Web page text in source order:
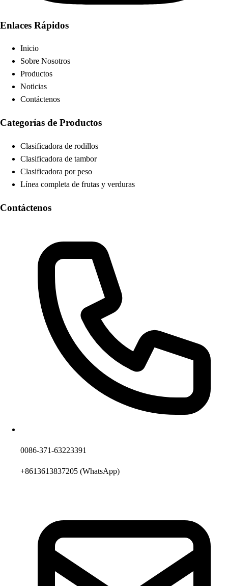
Enlaces Rápidos
Inicio
Sobre Nosotros
Productos
Noticias
Contáctenos
Categorías de Productos
Clasificadora de rodillos
Clasificadora de tambor
Clasificadora por peso
Línea completa de frutas y verduras
Contáctenos
0086-371-63223391
+8613613837205 (WhatsApp)